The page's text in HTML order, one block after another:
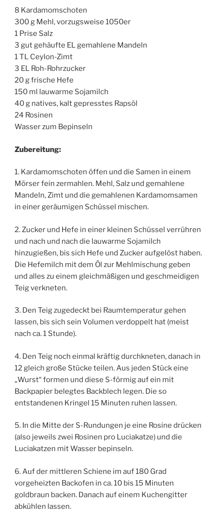
8 Kardamomschoten
300 g Mehl, vorzugsweise 1050er
1 Prise Salz
3 gut gehäufte EL gemahlene Mandeln
1 TL Ceylon-Zimt
3 EL Roh-Rohrzucker
20 g frische Hefe
150 ml lauwarme Sojamilch
40 g natives, kalt gepresstes Rapsöl
24 Rosinen
Wasser zum Bepinseln
Zubereitung:
1. Kardamomschoten öffen und die Samen in einem
Mörser fein zermahlen. Mehl, Salz und gemahlene
Mandeln, Zimt und die gemahlenen Kardamomsamen
in einer geräumigen Schüssel mischen.
2. Zucker und Hefe in einer kleinen Schüssel verrühren
und nach und nach die lauwarme Sojamilch
hinzugießen, bis sich Hefe und Zucker aufgelöst haben.
Die Hefemilch mit dem Öl zur Mehlmischung geben
und alles zu einem gleichmäßigen und geschmeidigen
Teig verkneten.
3. Den Teig zugedeckt bei Raumtemperatur gehen
lassen, bis sich sein Volumen verdoppelt hat (meist
nach ca. 1 Stunde).
4. Den Teig noch einmal kräftig durchkneten, danach in
12 gleich große Stücke teilen. Aus jeden Stück eine
„Wurst“ formen und diese S-förmig auf ein mit
Backpapier belegtes Backblech legen. Die so
entstandenen Kringel 15 Minuten ruhen lassen.
5. In die Mitte der S-Rundungen je eine Rosine drücken
(also jeweils zwei Rosinen pro Luciakatze) und die
Luciakatzen mit Wasser bepinseln.
6. Auf der mittleren Schiene im auf 180 Grad
vorgeheizten Backofen in ca. 10 bis 15 Minuten
goldbraun backen. Danach auf einem Kuchengitter
abkühlen lassen.